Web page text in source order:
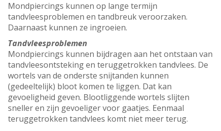
Mondpiercings kunnen op lange termijn
tandvleesproblemen en tandbreuk veroorzaken.
Daarnaast kunnen ze ingroeien.
Tandvleesproblemen
Mondpiercings kunnen bijdragen aan het ontstaan van
tandvleesontsteking en teruggetrokken tandvlees. De
wortels van de onderste snijtanden kunnen
(gedeeltelijk) bloot komen te liggen. Dat kan
gevoeligheid geven. Blootliggende wortels slijten
sneller en zijn gevoeliger voor gaatjes. Eenmaal
teruggetrokken tandvlees komt niet meer terug.